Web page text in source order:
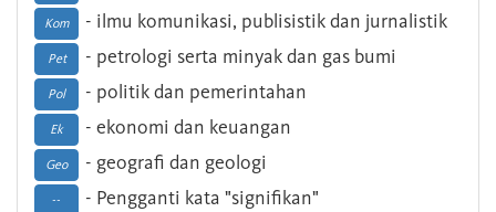
Kom - ilmu komunikasi, publisistik dan jurnalistik
Pet - petrologi serta minyak dan gas bumi
Pol - politik dan pemerintahan
Ek - ekonomi dan keuangan
Geo - geografi dan geologi
-- - Pengganti kata "signifikan"